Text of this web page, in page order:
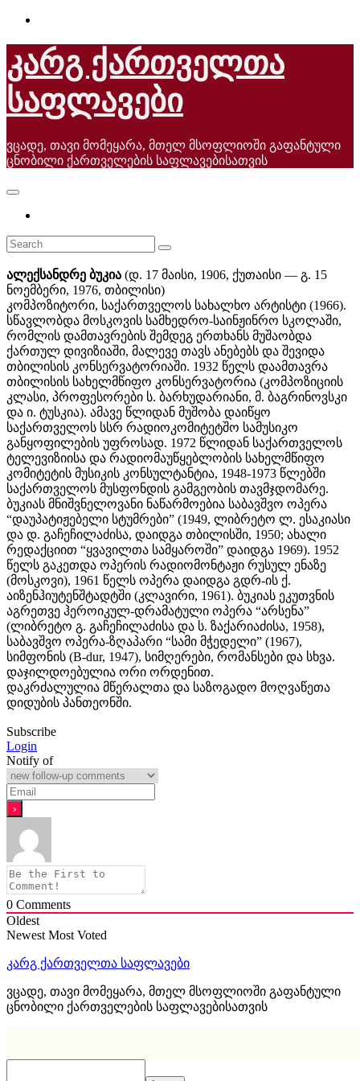
Skip
content
კარგ ქართველთა
საფლავები
ვცადე, თავი მომეყარა, მთელ მსოფლიოში გაფანტული
ცნობილი ქართველების საფლავებისათვის
ალექსანდრე ბუკია (დ. 17 მაისი, 1906, ქუთაისი — გ. 15
ნოემბერი, 1976, თბილისი)
კომპოზიტორი, საქართველოს სახალხო არტისტი (1966).
სწავლობდა მოსკოვის სამხედრო-საინჟინრო სკოლაში,
რომლის დამთავრების შემდეგ ერთხანს მუშაობდა
ქართულ დივიზიაში, მალევე თავს ანებებს და შევიდა
თბილისის კონსერვატორიაში. 1932 წელს დაამთავრა
თბილისის სახელმწიფო კონსერვატორია (კომპოზიციის
კლასი, პროფესორები ს. ბარხუდარიანი, მ. ბაგრინოვსკი
და ი. ტუსკია). ამავე წლიდან მუშობა დაიწყო
საქართველოს სსრ რადიოკომიტეტშო სამუსიკო
განყოფილების უფროსად. 1972 წლიდან საქართველოს
ტელევიზიისა და რადიომაუწყებლობის სახელმწიფო
კომიტეტის მუსიკის კონსულტანტია, 1948-1973 წლებში
საქართველოს მუსფონდის გამგეობის თავმჯდომარე.
ბუკიას მნიშვნელოვანი ნაწარმოებია საბავშვო ოპერა
“დაუპატიჟებელი სტუმრები” (1949, ლიბრეტო ლ. ესაკიასი
და დ. გაჩეჩილაძისა, დაიდგა თბილისში, 1950; ახალი
რედაქციით “ყვავილთა სამყაროში” დაიდგა 1969). 1952
წელს გაკეთდა ოპერის რადიომონტაჟი რუსულ ენაზე
(მოსკოვი), 1961 წელს ოპერა დაიდგა გდრ-ის ქ.
აიზენჰიუტენშტადტში (კლავირი, 1961). ბუკიას ეკუთვნის
აგრეთვე ჰეროიკულ-დრამატული ოპერა “არსენა”
(ლიბრეტო გ. გაჩეჩილაძისა და ს. ზაქარიაძისა, 1958),
საბავშვო ოპერა-ზღაპარი “სამი მჭედელი” (1967),
სიმფონის (B-dur, 1947), სიმღერები, რომანსები და სხვა.
დაჯილდოებულია ორი ორდენით.
დაკრძალულია მწერალთა და საზოგადო მოღვაწეთა
დიდუბის პანთეონში.
Subscribe
Login
Notify of
0 Comments
Oldest
Newest Most Voted
კარგ ქართველთა საფლავები
ვცადე, თავი მომეყარა, მთელ მსოფლიოში გაფანტული
ცნობილი ქართველების საფლავებისათვის